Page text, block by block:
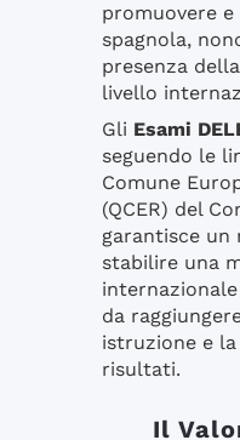
promuovere
spagnola,
presenza
livello
Gli Esami
seguendo le
Comune
(QCER) del
garantisce un
stabilire una
da
istruzione e
risultati.
Il